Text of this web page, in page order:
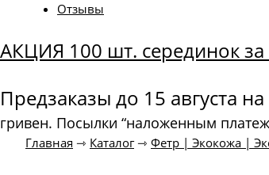
Отзывы
АКЦИЯ 100 шт. серединок
Предзаказы до 15 августа
гривен. Посылки “наложенным
Главная ⇾ Каталог⇾ Фетр | Экокожа |